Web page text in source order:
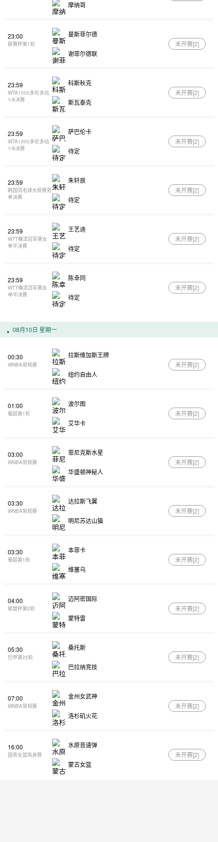
摩纳哥
23:00
联赛杯第1轮
曼斯菲尔德
谢菲尔德联
未开赛[2]
23:59
WTA1000多伦多站
1/8决赛
科斯秋克
斯瓦泰克
未开赛[2]
23:59
WTA1000多伦多站
1/8决赛
萨巴伦卡
待定
未开赛[2]
23:59
韩国羽毛球大师赛男
单决赛
朱轩辰
待定
未开赛[2]
23:59
WTT横滨冠军赛女
单半决赛
王艺迪
待定
未开赛[2]
23:59
WTT横滨冠军赛女
单半决赛
陈幸同
待定
未开赛[2]
08月10日 星期一
00:30
WNBA常规赛
拉斯维加斯王牌
纽约自由人
未开赛[2]
01:00
葡超第1轮
波尔图
艾华卡
未开赛[2]
03:00
WNBA常规赛
菲尼克斯水星
华盛顿神秘人
未开赛[2]
03:30
WNBA常规赛
达拉斯飞翼
明尼苏达山猫
未开赛[2]
03:30
葡超第1轮
本菲卡
维塞乌
未开赛[2]
04:00
联盟杯第2轮
迈阿密国际
蒙特雷
未开赛[2]
05:30
巴甲第22轮
桑托斯
巴拉纳竞技
未开赛[2]
07:00
WNBA常规赛
金州女武神
洛杉矶火花
未开赛[2]
16:00
国青女篮热身赛
水原音速弹
蒙古女篮
未开赛[2]